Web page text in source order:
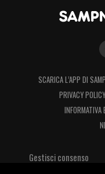
SCARICA L’APP DI
PRIVACY
INFORMATIVA
Gestisci consenso